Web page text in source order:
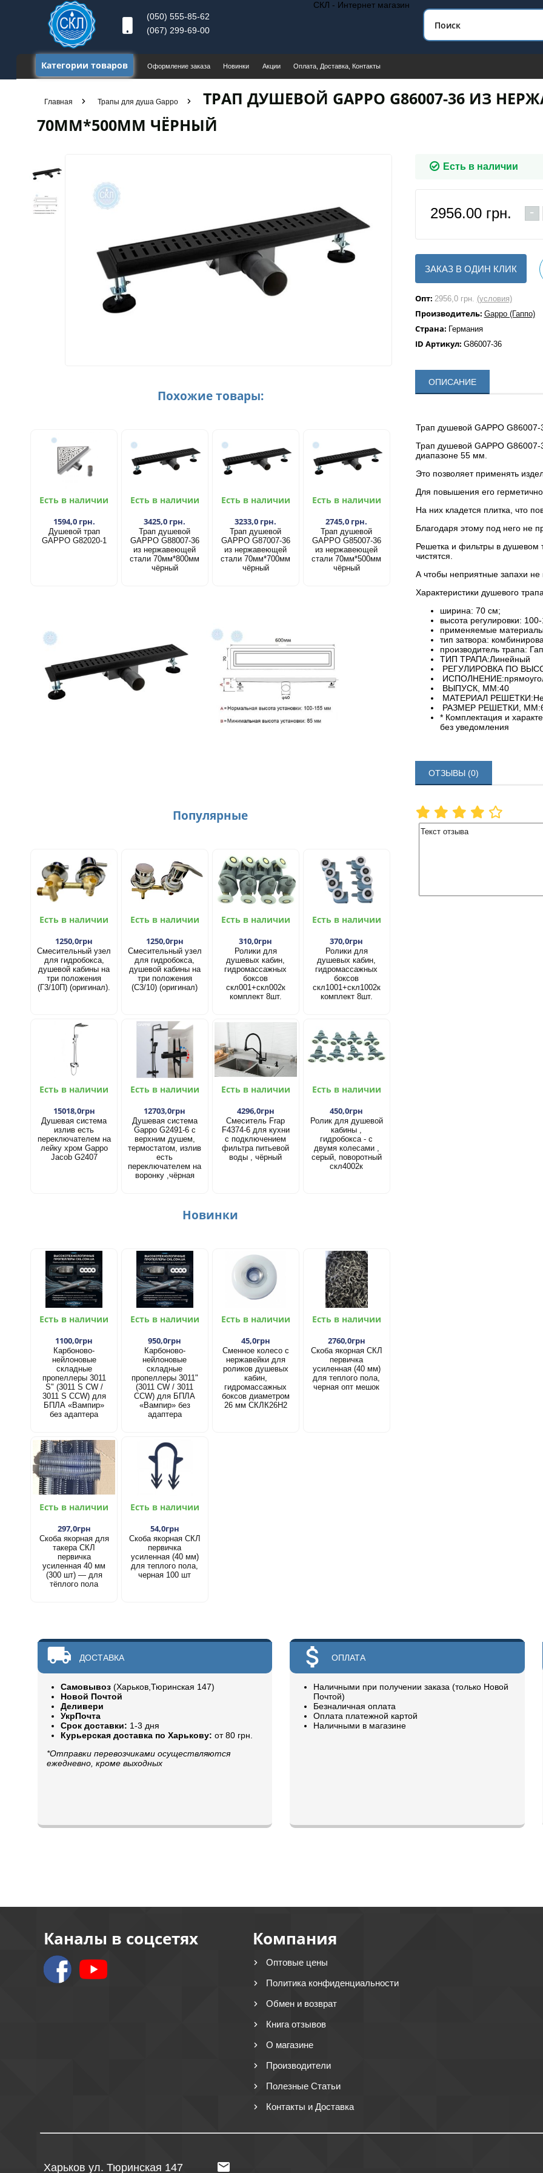
(050) 555-85-62
(067) 299-69-00
СКЛ - Интернет магазин
Категории товаров Оформление заказа Новинки Акции Оплата, Доставка, Контакты
Главная Трапы для душа Gappo
ТРАП ДУШЕВОЙ GAPPO G86007-36 ИЗ
70ММ*500ММ ЧЁРНЫЙ
Похожие товары:
Есть в наличии
1594,0 грн.
Душевой трап
GAPPO G82020-1
Есть в наличии
3425,0 грн.
Трап душевой
GAPPO G88007-36
из нержавеющей
стали 70мм*800мм
чёрный
Есть в наличии
3233,0 грн.
Трап душевой
GAPPO G87007-36
из нержавеющей
стали 70мм*700мм
чёрный
Есть в наличии
2745,0 грн.
Трап душевой
GAPPO G85007-36
из нержавеющей
стали 70мм*500мм
чёрный
Популярные
Есть в наличии
1250,0грн
Смесительный узел
для гидробокса,
душевой кабины на
три положения
(Г3/10П) (оригинал).
Есть в наличии
1250,0грн
Смесительный узел
для гидробокса,
душевой кабины на
три положения
(С3/10) (оригинал)
Есть в наличии
310,0грн
Ролики для
душевых кабин,
гидромассажных
боксов
скл001+скл002к
комплект 8шт.
Есть в наличии
370,0грн
Ролики для
душевых кабин,
гидромассажных
боксов
скл1001+скл1002к
комплект 8шт.
Есть в наличии
15018,0грн
Душевая система
излив есть
переключателем на
лейку хром Gappo
Jacob G2407
Есть в наличии
12703,0грн
Душевая система
Gappo G2491-6 с
верхним душем,
термостатом, излив
есть
переключателем на
воронку ,чёрная
Есть в наличии
4296,0грн
Смеситель Frap
F4374-6 для кухни
с подключением
фильтра питьевой
воды , чёрный
Есть в наличии
450,0грн
Ролик для душевой
кабины ,
гидробокса - с
двумя колесами ,
серый, поворотный
скл4002к
Новинки
Есть в наличии
1100,0грн
Карбоново-
нейлоновые
складные
пропеллеры 3011
S" (3011 S CW /
3011 S CCW) для
БПЛА «Вампир»
без адаптера
Есть в наличии
950,0грн
Карбоново-
нейлоновые
складные
пропеллеры 3011"
(3011 CW / 3011
CCW) для БПЛА
«Вампир» без
адаптера
Есть в наличии
45,0грн
Сменное колесо с
нержавейки для
роликов душевых
кабин,
гидромассажных
боксов диаметром
26 мм СКЛК26Н2
Есть в наличии
2760,0грн
Скоба якорная СКЛ
первичка
усиленная (40 мм)
для теплого пола,
черная опт мешок
Есть в наличии
297,0грн
Скоба якорная для
такера СКЛ
первичка
усиленная 40 мм
(300 шт) — для
тёплого пола
Есть в наличии
54,0грн
Скоба якорная СКЛ
первичка
усиленная (40 мм)
для теплого пола,
черная 100 шт
Есть в наличии
2956.00 грн. -
ЗАКАЗ В ОДИН КЛИК
Опт: 2956,0 грн. (условия)
Производитель: Gappo (Гаппо)
Страна: Германия
ID Артикул: G86007-36
ОПИСАНИЕ
Трап душевой GAPPO
Трап душевой GAPPO
диапазоне 55 мм.
Это позволяет применять
Для повышения его
На них кладется плитка, что
Благодаря этому под него не
Решетка и фильтры в душевом
чистятся.
А чтобы неприятные запахи
Характеристики душевого
ширина: 70 см;
высота регулировки:
применяемые
тип затвора:
производитель трапа:
ТИП ТРАПА:Линейный
РЕГУЛИРОВКА ПО
ВЫПУСК, ММ:40
МАТЕРИАЛ
РАЗМЕР РЕШЕТКИ,
* Комплектация и
без уведомления
ОТЗЫВЫ (0)
ДОСТАВКА
Самовывоз(Харьков,Тюринская 147)
Новой Почтой
Деливери
УкрПочта
Срок доставки: 1-3 дня
Курьерская доставка по Харькову:от 80 грн.
*Отправки перевозчиками осуществляются
ежедневно, кроме выходных
ОПЛАТА
Наличными при получении заказа (только Новой
Почтой)
Безналичная оплата
Оплата платежной картой
Наличными в магазине
Каналы в соцсетях Компания
Оптовые цены
Политика конфиденциальности
Обмен и возврат
Книга отзывов
О магазине
Производители
Полезные Статьи
Контакты и Доставка
Харьков ул. Тюринская 147